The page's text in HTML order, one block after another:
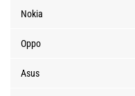
Nokia
Oppo
Asus